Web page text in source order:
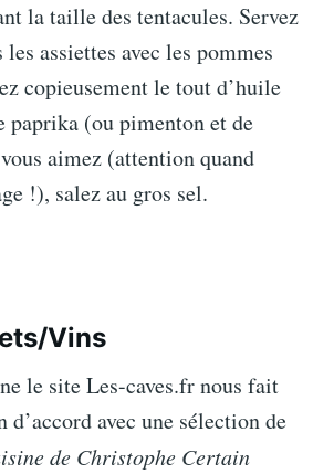
la taille des tentacules. Servez
assiettes avec les pommes
copieusement le tout d’huile
paprika (ou pimenton et de
aimez (attention quand
!), salez au gros sel.
Vins
le site Les-caves.fr nous fait
d’accord avec une sélection de
de Christophe Certain